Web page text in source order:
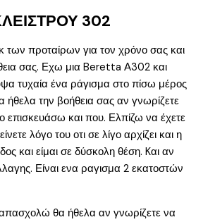
302
των προταίρων για τον χρόνο σας και
σας. Εχω μια Beretta Α302 και
τυχαία ένα ράγισμα στο πίσω μέρος
ήθελα την βοήθεια σας αν γνωρίζετε
και που. Ελπίζω να έχετε
λόγο του οτι σε λίγο αρχίζει και η
και είμαι σε δύσκολη θέση. Kαι αν
Είναι ενα ραγισμα 2 εκατοστών
απασχολώ θα ήθελα αν γνωρίζετε να